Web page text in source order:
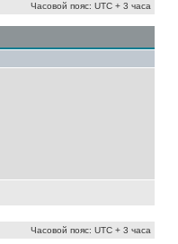
Часовой пояс: UTC + 3 часа
Часовой пояс: UTC + 3 часа